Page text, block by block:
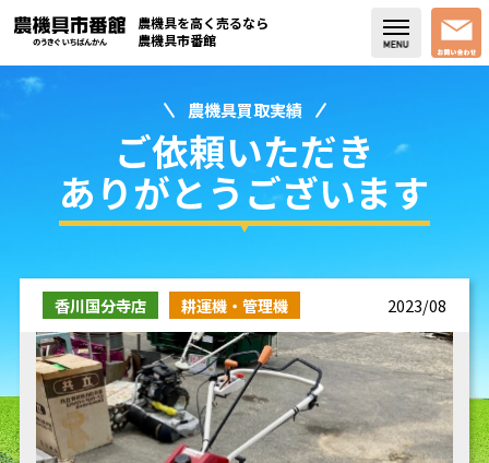
買取実績
コラム・スタッフブログ
取り扱い商品
販売中の農機具
よく頂く質問
お問い合わせ
農機具を高く売るなら
農機具市番館
農機具買取実績
ご依頼いただき
ありがとうございます
香川国分寺店 耕運機・管理機 2023/08